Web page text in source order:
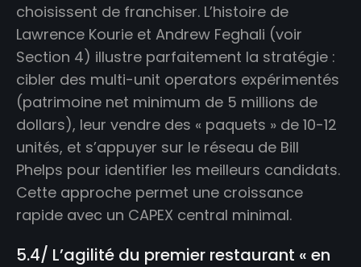
choisissent de franchiser. L’histoire de
Lawrence Kourie et Andrew Feghali (voir
Section 4) illustre parfaitement la stratégie :
cibler des multi-unit operators expérimentés
(patrimoine net minimum de 5 millions de
dollars), leur vendre des « paquets » de 10-12
unités, et s’appuyer sur le réseau de Bill
Phelps pour identifier les meilleurs candidats.
Cette approche permet une croissance
rapide avec un CAPEX central minimal.
5.4/ L’agilité du premier restaurant « en